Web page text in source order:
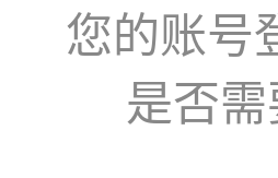
您的账号
是否